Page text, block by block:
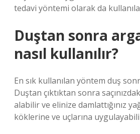
tedavi yöntemi olarak da
Duştan sonra
nasıl kullanılır?
En sık kullanılan yöntem duş
Duştan çıktıktan sonra
alabilir ve elinize damlattığınız
köklerine ve uçlarına